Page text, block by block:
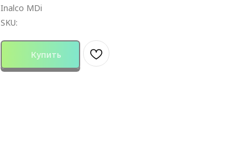
Inalco MDi
SKU:
Купить